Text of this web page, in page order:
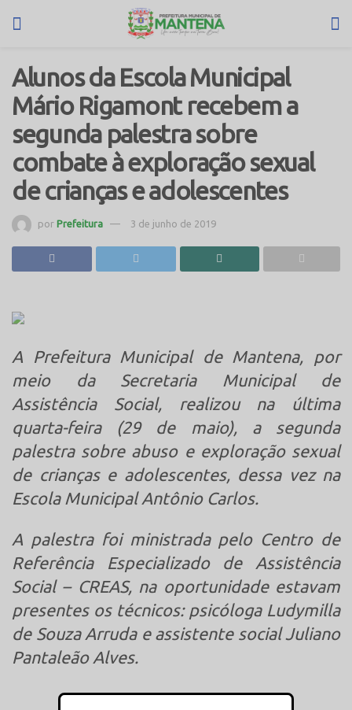
Alunos da Escola Municipal
Mário Rigamont recebem a
segunda palestra sobre
combate à exploração sexual
de crianças e adolescentes
por Prefeitura 3 de junho de 2019
A Prefeitura Municipal de Mantena, por
meio da Secretaria Municipal de
Assistência Social, realizou na última
quarta-feira (29 de maio), a segunda
palestra sobre abuso e exploração sexual
de crianças e adolescentes, dessa vez na
Escola Municipal Antônio Carlos.
A palestra foi ministrada pelo Centro de
Referência Especializado de Assistência
Social – CREAS, na oportunidade estavam
presentes os técnicos: psicóloga Ludymilla
de Souza Arruda e assistente social Juliano
Pantaleão Alves.